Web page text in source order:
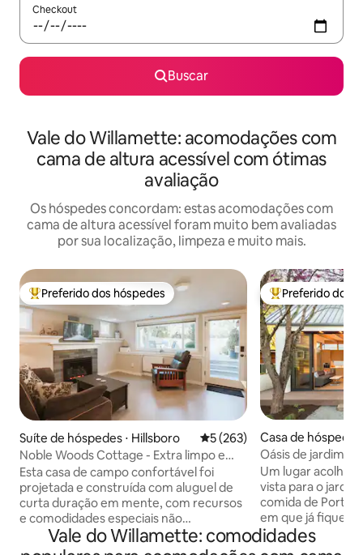
Checkout
Buscar
Vale do Willamette: acomodações com
cama de altura acessível com ótimas
avaliação
Os hóspedes concordam: estas acomodações com
cama de altura acessível foram muito bem avaliadas
por sua localização, limpeza e muito mais.
Entre os melhores preferidos dos hóspedes
Preferido dos hóspedes
Suíte de hóspedes ⋅ Hillsboro 5 de uma avaliação média de
5 (263)
Noble Woods Cottage - Extra limpo e
higienizado!
Esta casa de campo confortável foi
projetada e construída com aluguel de
curta duração em mente, com recursos
e comodidades especiais não
normalmente encontrados em seu
anúncio médio. Sua entrada privativa lhe
Entre os
Preferido dos
Casa de
d
Oásis de jardim
premiado pela
Um lugar
vista para o
comida de Portland. “O melhor
em que já
frequente dos hóspedes.
Vale do Willamette: comodidades